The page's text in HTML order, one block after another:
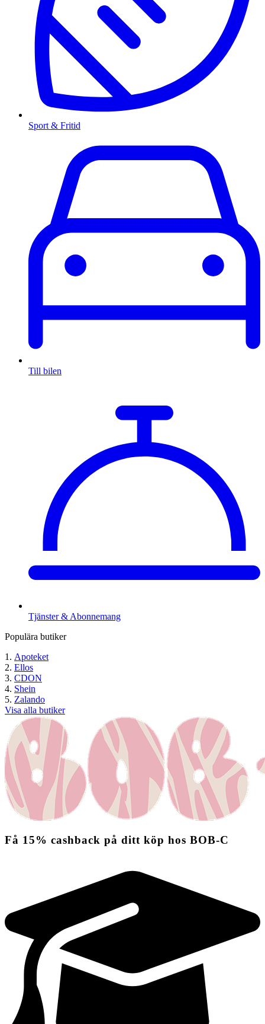
Sport & Fritid
Till bilen
Tjänster & Abonnemang
Populära butiker
Apoteket
Ellos
CDON
Shein
Zalando
Visa alla butiker
Få 15% cashback på ditt köp hos BOB-C